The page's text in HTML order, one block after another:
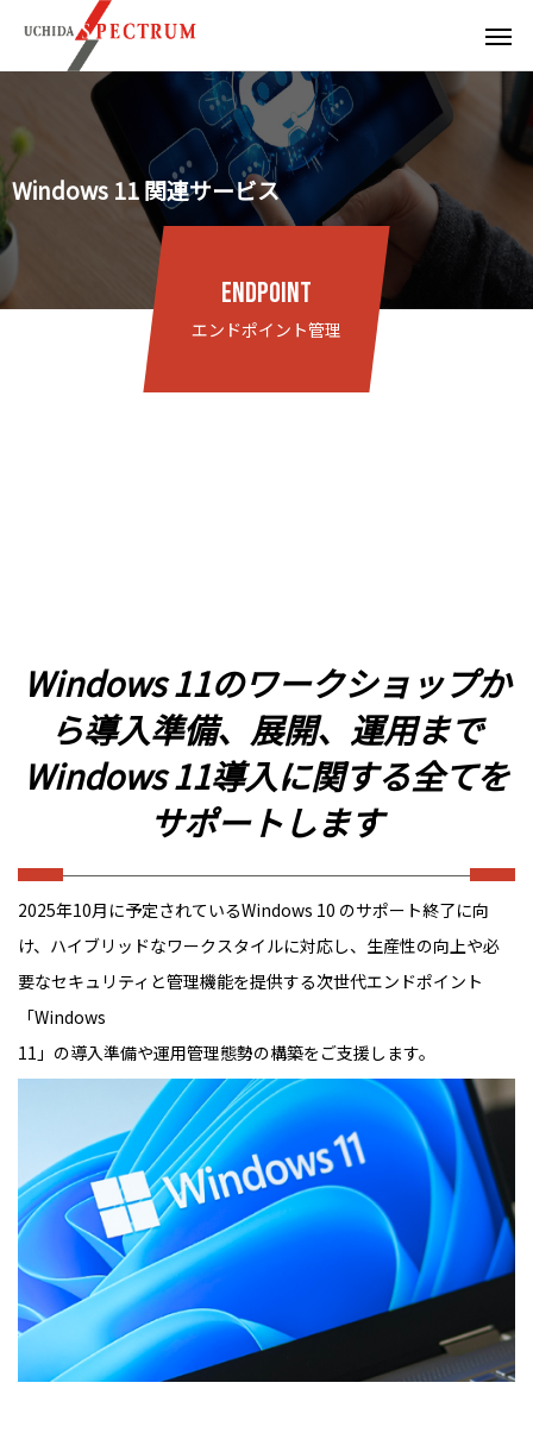
Windows 11 関連サービス
ENDPOINT
エンドポイント管理
Windows 11のワークショップか
ら導入準備、展開、運用まで
Windows 11導入に関する全てを
サポートします
2025年10月に予定されているWindows 10 のサポート終了に向
け、ハイブリッドなワークスタイルに対応し、生産性の向上や必
要なセキュリティと管理機能を提供する次世代エンドポイント
「Windows
11」の導入準備や運用管理態勢の構築をご支援します。